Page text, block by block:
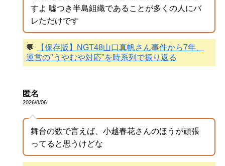
すよ 嘘つき半島組織であることが多くの人にバ
レただけです
💬
【保存版】NGT48山口真帆さん事件から7年、
運営の"うやむや対応"を時系列で振り返る
匿名
2026/8/06
舞台の数で言えば、小越春花さんのほうが頑張
ってると思うけどな